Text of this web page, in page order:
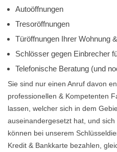
Autoöffnungen
Tresoröffnungen
Türöffnungen Ihrer Wohnung
Schlösser gegen Einbrecher
Telefonische Beratung (und
Sie sind nur einen Anruf davon
professionellen & Kompetenten
lassen, welcher sich in dem
auseinandergesetzt hat, und
können bei unserem
Kredit & Bankkarte bezahlen,